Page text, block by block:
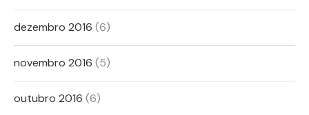
dezembro 2016 (6)
novembro 2016 (5)
outubro 2016 (6)